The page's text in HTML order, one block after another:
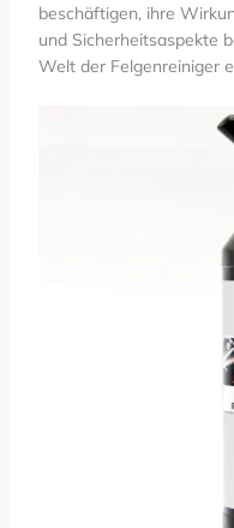
beschäftigen, ihre
und Sicherheitsaspekte
Welt der Felgenreiniger